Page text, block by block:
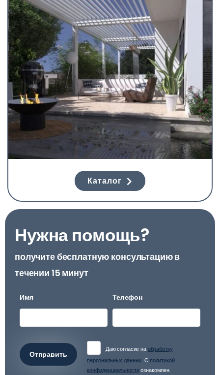
Каталог
Нужна помощь?
получите бесплатную консультацию в
течении 15 минут
Имя Телефон
Отправить
Даю согласие наобработку
персональных данных. С политикой
конфиденциальностиознакомлен.